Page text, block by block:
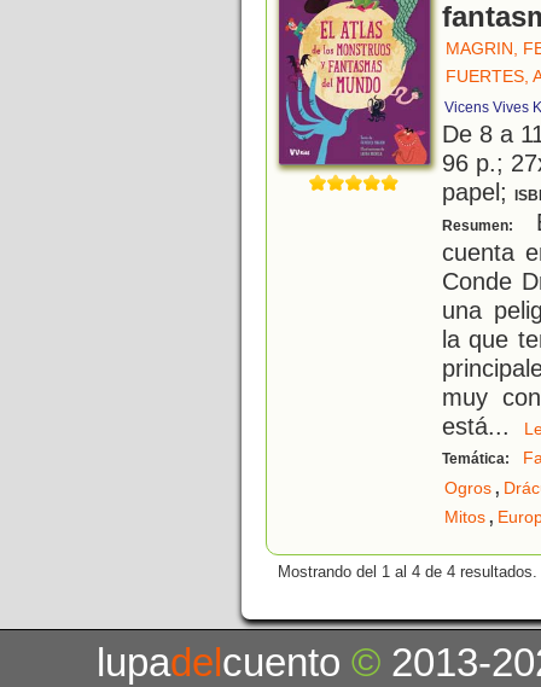
MAGRIN,
FUERTES,
Vicens Vives
De 8 a
96 p.;
papel;
Resumen:
cuenta
Conde
una
la que
muy
está...
Temática:
Ogros,
Mitos,
Mostrando del 1 al 4 de 4 resultados.
lupadelcuento© 2013-